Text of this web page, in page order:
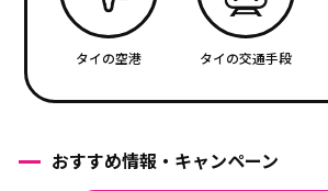
タイの空港 タイの交通手段
おすすめ情報・キャンペーン